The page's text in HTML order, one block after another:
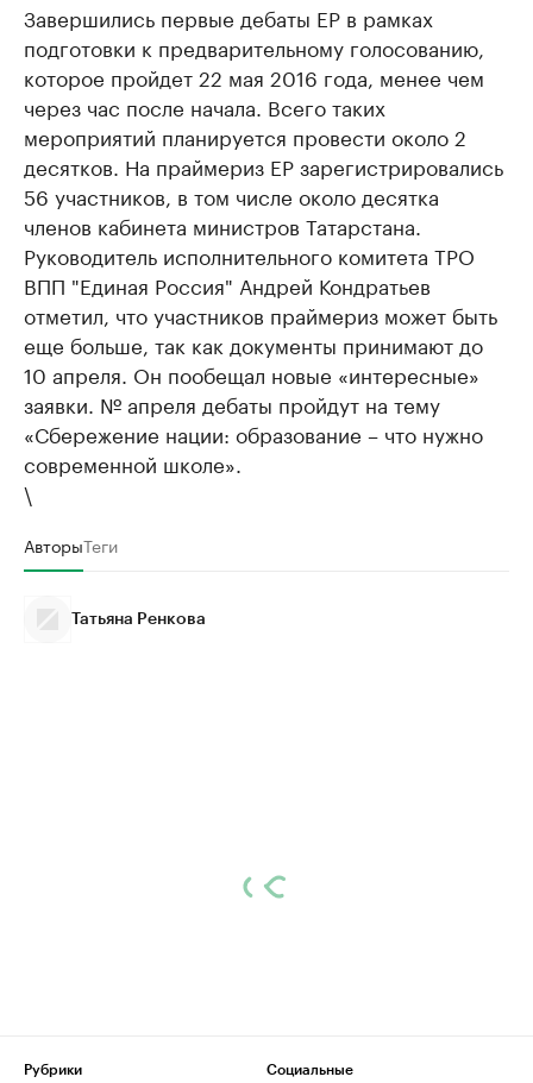
Завершились первые дебаты ЕР в рамках
подготовки к предварительному голосованию,
которое пройдет 22 мая 2016 года, менее чем
через час после начала. Всего таких
мероприятий планируется провести около 2
десятков. На праймериз ЕР зарегистрировались
56 участников, в том числе около десятка
членов кабинета министров Татарстана.
Руководитель исполнительного комитета ТРО
ВПП "Единая Россия" Андрей Кондратьев
отметил, что участников праймериз может быть
еще больше, так как документы принимают до
10 апреля. Он пообещал новые «интересные»
заявки. № апреля дебаты пройдут на тему
«Сбережение нации: образование – что нужно
современной школе».
\
АвторыТеги
Татьяна Ренкова
Рубрики
Социальные